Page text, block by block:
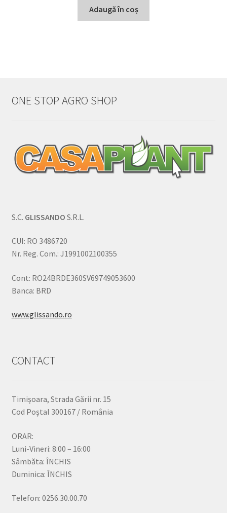
Adaugă în coș
ONE STOP AGRO SHOP
S.C. GLISSANDO S.R.L.
CUI: RO 3486720
Nr. Reg. Com.: J1991002100355
Cont: RO24BRDE360SV69749053600
Banca: BRD
www.glissando.ro
CONTACT
Timișoara, Strada Gării nr. 15
Cod Poștal 300167 / România
ORAR:
Luni-Vineri: 8:00 – 16:00
Sâmbăta: ÎNCHIS
Duminica: ÎNCHIS
Telefon: 0256.30.00.70